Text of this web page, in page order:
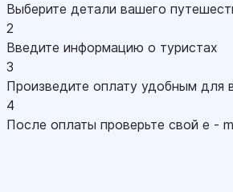
Выберите детали вашего
2
Введите информацию о туристах
3
Произведите оплату удобным для
4
После оплаты проверьте свой e -